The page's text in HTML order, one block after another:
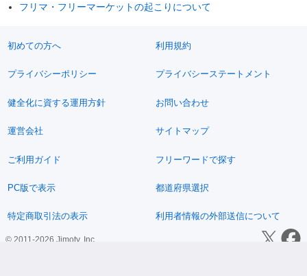
フリマ・フリーマーケットの起こりについて
初めての方へ 利用規約
プライバシーポリシー プライバシーステートメント
健全化に資する運用方針 お問い合わせ
運営会社 サイトマップ
ご利用ガイド フリーワードで探す
PC版で表示 都道府県選択
特定商取引法の表示 利用者情報の外部送信について
© 2011-2026 Jimoty, Inc.